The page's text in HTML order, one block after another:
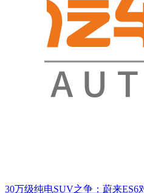
30万级纯电SUV之争：蔚来ES6